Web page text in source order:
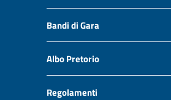
Bandi di Gara
Albo Pretorio
Regolamenti